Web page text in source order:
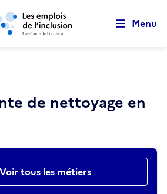
Aller au contenu principal
Menu
de nettoyage en
Voir tous les métiers
cookies